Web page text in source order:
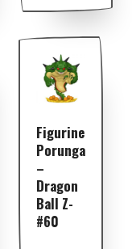
Figurine
Porunga
–
Dragon
Ball Z-
#60